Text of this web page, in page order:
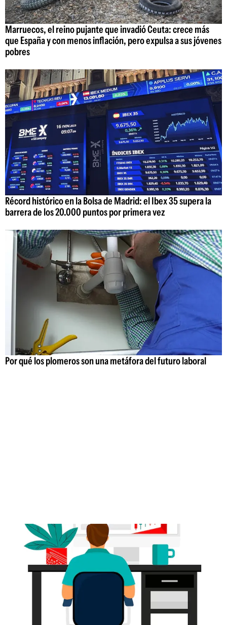
Marruecos, el reino pujante que invadió Ceuta: crece más
que España y con menos inflación, pero expulsa a sus jóvenes
pobres
Récord histórico en la Bolsa de Madrid: el Ibex 35 supera la
barrera de los 20.000 puntos por primera vez
Por qué los plomeros son una metáfora del futuro laboral